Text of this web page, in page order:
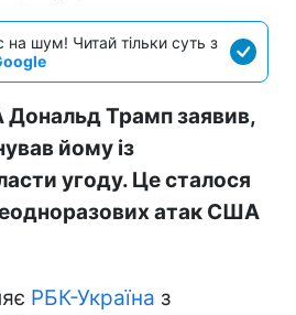
на шум! Читай тільки суть з
Трамп заявив,
йому із
угоду. Це сталося
атак США
РБК-Україна з